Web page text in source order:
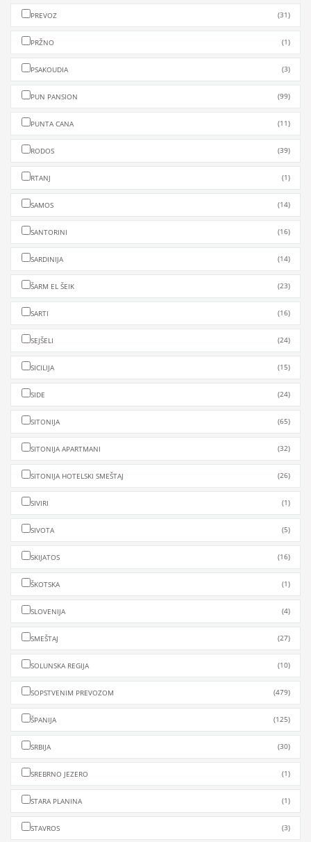
PREVOZ (31)
PRŽNO (1)
PSAKOUDIA (3)
PUN PANSION (99)
PUNTA CANA (11)
RODOS (39)
RTANJ (1)
SAMOS (14)
SANTORINI (16)
SARDINIJA (14)
ŠARM EL ŠEIK (23)
SARTI (16)
SEJŠELI (24)
SICILIJA (15)
SIDE (24)
SITONIJA (65)
SITONIJA APARTMANI (32)
SITONIJA HOTELSKI SMEŠTAJ (26)
SIVIRI (1)
SIVOTA (5)
SKIJATOS (16)
ŠKOTSKA (1)
SLOVENIJA (4)
SMEŠTAJ (27)
SOLUNSKA REGIJA (10)
SOPSTVENIM PREVOZOM (479)
ŠPANIJA (125)
SRBIJA (30)
SREBRNO JEZERO (1)
STARA PLANINA (1)
STAVROS (3)